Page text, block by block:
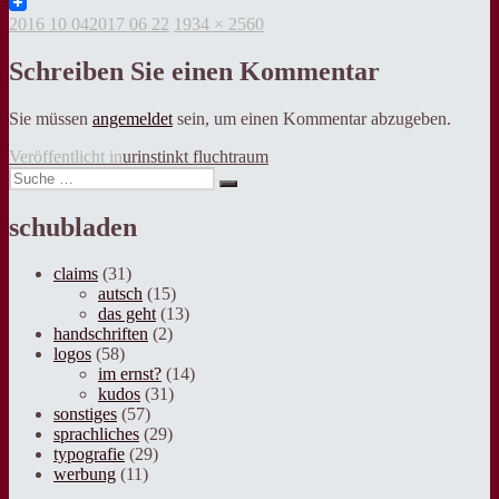
Veröffentlicht
2016 10 042017 06 22 Volle
1934 × 2560
Schreiben Sie einen Kommentar
Sie müssen angemeldet sein, um einen Kommentar abzugeben.
Beitragsnavigation
Veröffentlicht inurinstinkt fluchtraum
Suche
nach:
Suche
schubladen
claims (31)
autsch (15)
das geht(13)
handschriften (2)
logos (58)
im ernst? (14)
kudos (31)
sonstiges (57)
sprachliches (29)
typografie (29)
werbung (11)